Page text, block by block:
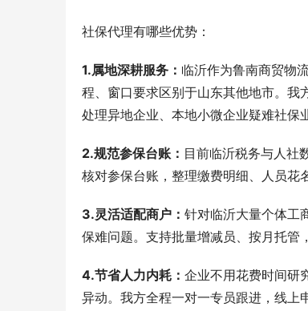
社保代理有哪些优势：
1.属地深耕服务： 临沂作为鲁南商贸物
程、窗口要求区别于山东其他地市。我
处理异地企业、本地小微企业疑难社保
2.规范参保台账： 目前临沂税务与人社
核对参保台账，整理缴费明细、人员花
3.灵活适配商户： 针对临沂大量个体工
保难问题。支持批量增减员、按月托管
4.节省人力内耗： 企业不用花费时间研
异动。我方全程一对一专员跟进，线上